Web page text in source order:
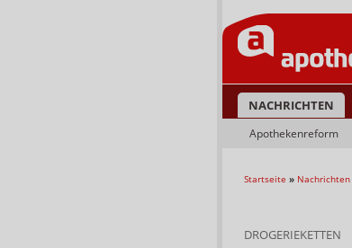
NACHRICHTEN
Apothekenreform
Startseite » Nachrichten
DROGERIEKETTEN